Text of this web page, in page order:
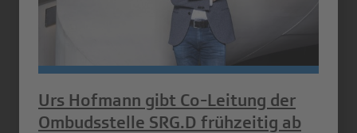
Urs Hofmann gibt Co-Leitung der
Ombudsstelle SRG.D frühzeitig ab